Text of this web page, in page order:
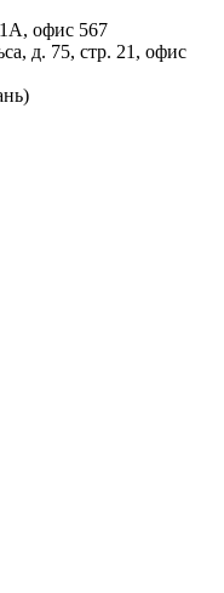
офис 567
д. 75, стр. 21, офис